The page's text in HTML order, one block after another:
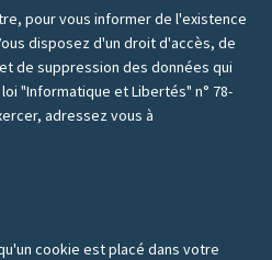
pour vous informer de l'existence
disposez d'un droit d'accès, de
de suppression des données qui
"Informatique et Libertés" n° 78-
adressez vous à
cookie est placé dans votre